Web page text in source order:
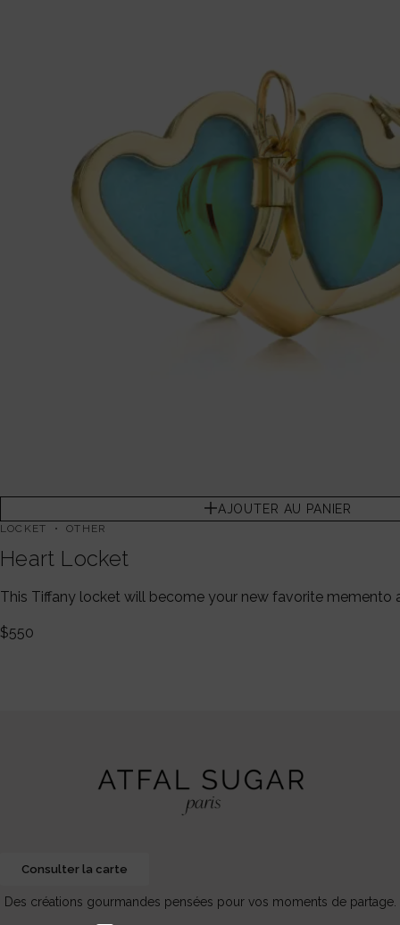
AJOUTER AU PANIER
LOCKET OTHER
Heart Locket
This Tiffany locket will become your new favorite memento
$550
Consulter la carte
Des créations gourmandes pensées pour vos moments de partage.